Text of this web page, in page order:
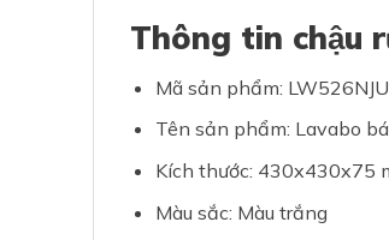
Thông tin chậu
Mã sản phẩm:
Tên sản phẩm: Lavabo
Kích thước: 430x430x75
Màu sắc: Màu trắng